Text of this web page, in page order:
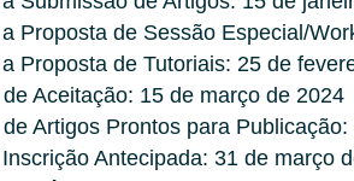
Proposta de Sessão Especial/
Proposta de Tutoriais: 25 de
Aceitação: 15 de março de 2024
Artigos Prontos para
Antecipada: 31 de março